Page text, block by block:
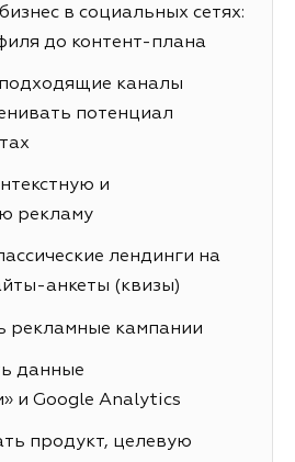
в социальных сетях:
до контент-плана
каналы
потенциал
и
рекламу
лендинги на
анкеты (квизы)
рекламные кампании
данные
и Google Analytics
продукт, целевую